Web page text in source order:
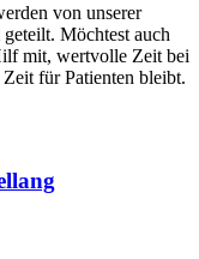
von unserer
geteilt. Möchtest auch
mit, wertvolle Zeit bei
für Patienten bleibt.